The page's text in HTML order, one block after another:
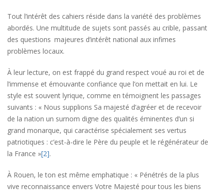
Tout l’intérêt des cahiers réside dans la variété des problèmes
abordés. Une multitude de sujets sont passés au crible, passant
des questions majeures d’intérêt national aux infimes
problèmes locaux.
À leur lecture, on est frappé du grand respect voué au roi et de
l’immense et émouvante confiance que l’on mettait en lui. Le
style est souvent lyrique, comme en témoignent les passages
suivants : « Nous supplions Sa majesté d’agréer et de recevoir
de la nation un surnom digne des qualités éminentes d’un si
grand monarque, qui caractérise spécialement ses vertus
patriotiques : c’est-à-dire le Père du peuple et le régénérateur de
la France »[2].
À Rouen, le ton est même emphatique : « Pénétrés de la plus
vive reconnaissance envers Votre Majesté pour tous les biens